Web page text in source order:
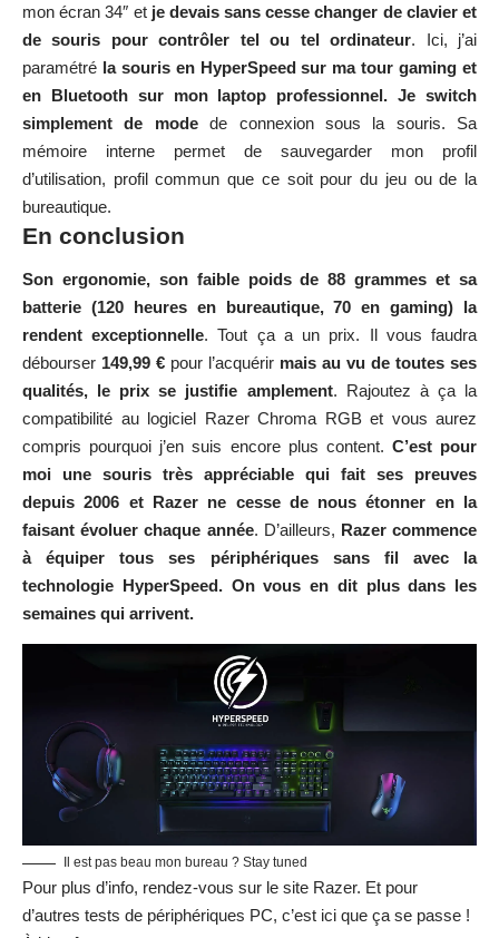
mon écran 34″ et je devais sans cesse changer de clavier et
de souris pour contrôler tel ou tel ordinateur. Ici, j’ai
paramétré la souris en HyperSpeed sur ma tour gaming et
en Bluetooth sur mon laptop professionnel. Je switch
simplement de modede connexion sous la souris. Sa
mémoire interne permet de sauvegarder mon profil
d’utilisation, profil commun que ce soit pour du jeu ou de la
bureautique.
En conclusion
Son ergonomie, son faible poids de 88 grammes et sa
batterie (120 heures en bureautique, 70 en gaming) la
rendent exceptionnelle. Tout ça a un prix. Il vous faudra
débourser 149,99 € pour l’acquérir mais au vu de toutes ses
qualités, le prix se justifie amplement. Rajoutez à ça la
compatibilité au logiciel Razer Chroma RGB et vous aurez
compris pourquoi j’en suis encore plus content. C’est pour
moi une souris très appréciable qui fait ses preuves
depuis 2006 et Razer ne cesse de nous étonner en la
faisant évoluer chaque année. D’ailleurs, Razer commence
à équiper tous ses périphériques sans fil avec la
technologie HyperSpeed. On vous en dit plus dans les
semaines qui arrivent.
Il est pas beau mon bureau ? Stay tuned
Pour plus d’info, rendez-vous sur le site Razer. Et pour
d’autres tests de périphériques PC, c’est ici que ça se passe !